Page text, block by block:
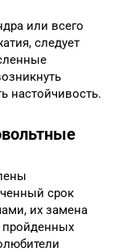
или всего
следует
настойчивость.
срок
их замена